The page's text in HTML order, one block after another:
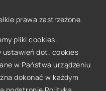
prawa zastrzeżone.
pliki cookies.
ustawień dot. cookies
w Państwa urządzeniu
dokonać w każdym